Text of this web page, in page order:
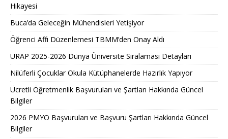
Hikayesi
Buca’da Geleceğin Mühendisleri Yetişiyor
Öğrenci Affı Düzenlemesi TBMM’den Onay Aldı
URAP 2025-2026 Dünya Üniversite Sıralaması Detayları
Nilüferli Çocuklar Okula Kütüphanelerde Hazırlık Yapıyor
Ücretli Öğretmenlik Başvuruları ve Şartları Hakkında Güncel
Bilgiler
2026 PMYO Başvuruları ve Başvuru Şartları Hakkında Güncel
Bilgiler